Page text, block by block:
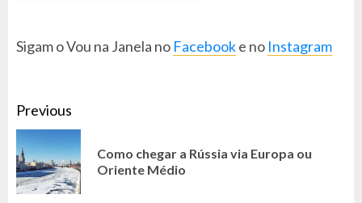
Sigam o Vou na Janela no Facebooke no Instagram
CONTINUE
READING
Previous
Como chegar a Rússia via Europa ou
Oriente Médio